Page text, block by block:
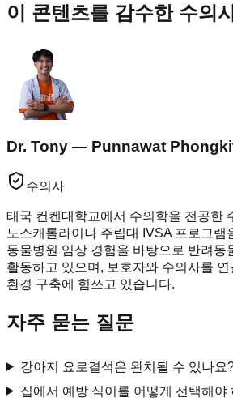
이 콘텐츠를 감수한 수의
Dr. Tony — Punnawat
수의사
태국 컨켄대학교에서 수의학을 전공한
노스캐롤라이나 주립대 IVSA 프로그램
동물병원 임상 경험을 바탕으로 반려동
활동하고 있으며, 보호자와 수의사를
환경 구축에 힘쓰고 있습니다.
자주 묻는 질문
강아지 요로결석은 완치될 수 있나요
집에서 예방 식이를 어떻게 선택해야